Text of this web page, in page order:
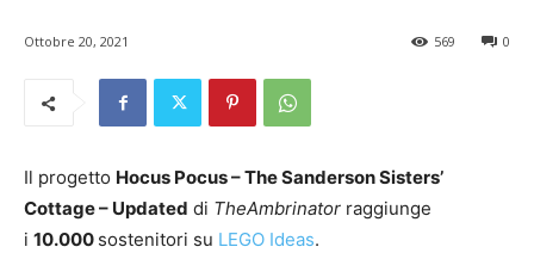
Ottobre 20, 2021 0
569
Il progetto Hocus Pocus – The Sanderson Sisters’
Cottage – Updated di TheAmbrinator raggiunge
i 10.000 sostenitori su LEGO Ideas.